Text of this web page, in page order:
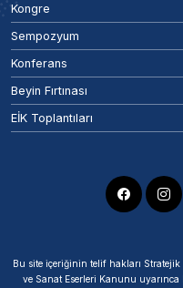
Kongre
Sempozyum
Konferans
Beyin Fırtınası
EİK Toplantıları
Bu site içeriğinin telif hakları
ve Sanat Eserleri Kanunu uyarınca